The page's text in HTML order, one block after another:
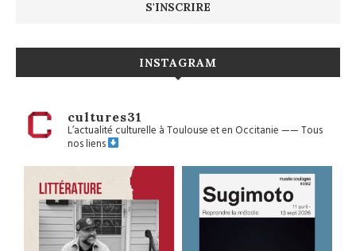
INSTAGRAM
cultures31
L’actualité culturelle à Toulouse et en Occitanie——Tous
nos liens